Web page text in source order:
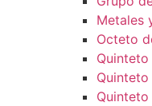
Metales
Octeto